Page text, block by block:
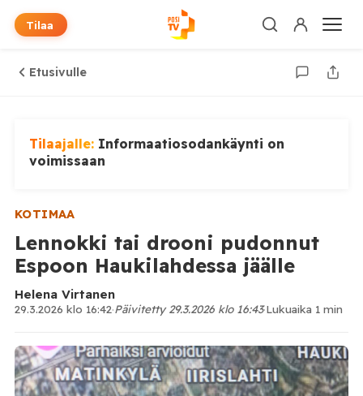
Tilaa
Etusivulle
Tilaajalle: Informaatiosodankäynti on
voimissaan
KOTIMAA
Lennokki tai drooni pudonnut
Espoon Haukilahdessa jäälle
Helena Virtanen
29.3.2026 klo 16:42·Päivitetty 29.3.2026 klo 16:43·Lukuaika 1 min